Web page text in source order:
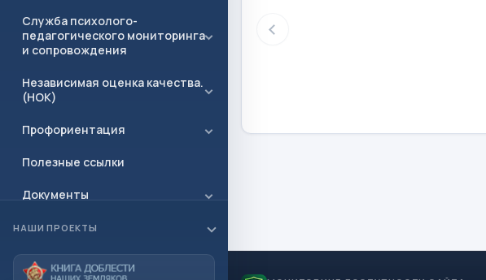
Служба психолого-
педагогического мониторинга
и сопровождения
Независимая оценка качества.
(НОК)
Профориентация
Полезные ссылки
Документы
Приёмная
Контакты
НАШИ ПРОЕКТЫ